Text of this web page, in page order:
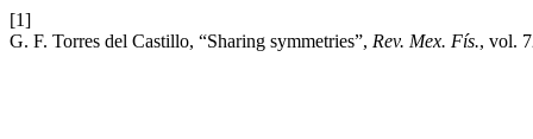
[1]
G. F. Torres del Castillo, “Sharing symmetries”, Rev. Mex. Fís., vol.